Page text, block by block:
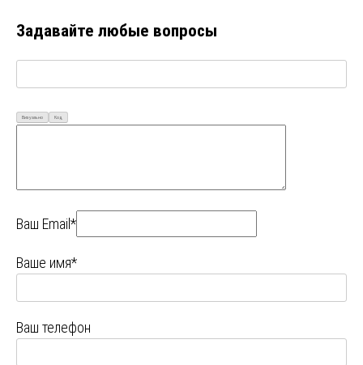
Задавайте любые вопросы
Визуально Код
Ваш Email*
Ваше имя*
Ваш телефон